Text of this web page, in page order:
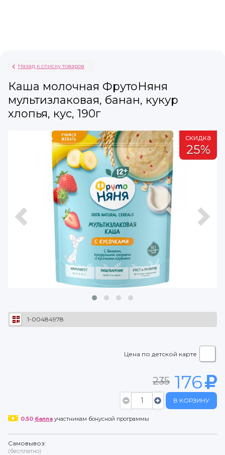
Назад к списку товаров
Каша молочная ФрутоНяня
мультизлаковая, банан, кукур
хлопья, кус, 190г
скидка
25%
1-00484978
Цена по детской карте
235 176
В КОРЗИНУ
0.50 баллаучастникам бонусной программы
Самовывоз:
(бесплатно)